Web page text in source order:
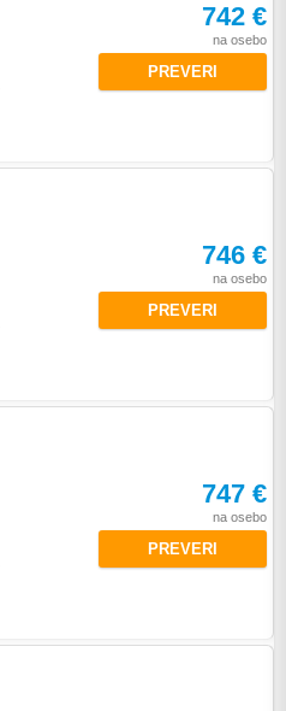
742 €
na osebo
PREVERI
746 €
na osebo
PREVERI
747 €
na osebo
PREVERI